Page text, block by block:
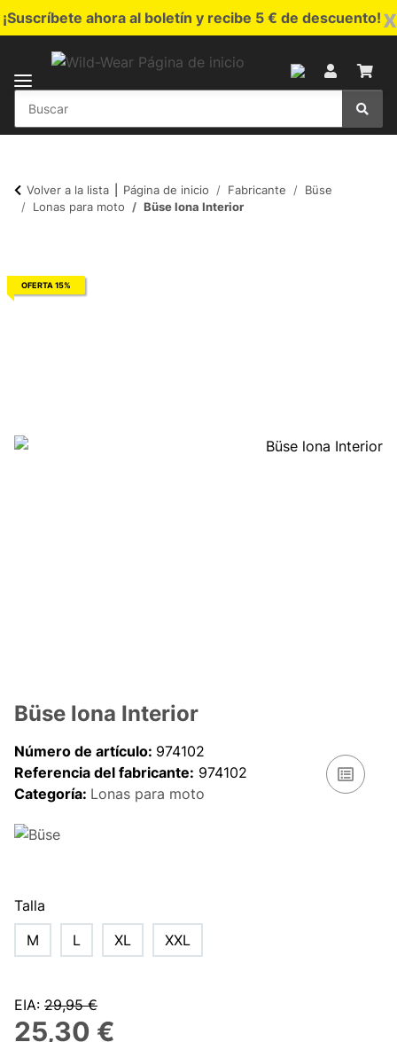
x
¡Suscríbete ahora al boletín y recibe 5 € de descuento!
Volver a la lista Página de inicio Fabricante
Büse
Lonas para moto
Büse lona Interior
OFERTA 15%
Büse lona Interior
Número de artículo: 974102
Referencia del fabricante: 974102
Categoría: Lonas para moto
Talla
M
L XL XXL
EIA: 29,95 €
25,30 €